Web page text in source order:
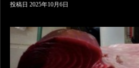
投稿日 2025年10月6日